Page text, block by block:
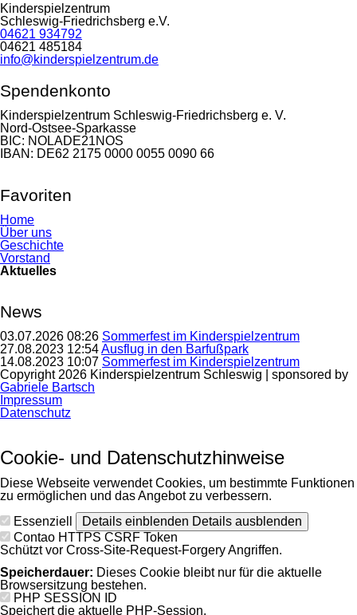
Kinderspielzentrum
Schleswig-Friedrichsberg e.V.
04621 934792
04621 485184
info@kinderspielzentrum.de
Spendenkonto
Kinderspielzentrum Schleswig-Friedrichsberg e. V.
Nord-Ostsee-Sparkasse
BIC: NOLADE21NOS
IBAN: DE62 2175 0000 0055 0090 66
Favoriten
Navigation
überspringen
Home
Über uns
Geschichte
Vorstand
Aktuelles
News
03.07.2026 08:26 Sommerfest im Kinderspielzentrum
27.08.2023 12:54Ausflug in den Barfußpark
14.08.2023 10:07 Sommerfest im Kinderspielzentrum
Copyright 2026 Kinderspielzentrum Schleswig | sponsored by
Gabriele Bartsch
Navigation
überspringen
Impressum
Datenschutz
Cookie- und Datenschutzhinweise
Diese Webseite verwendet Cookies, um bestimmte Funktionen
zu ermöglichen und das Angebot zu verbessern.
Essenziell
Details einblenden Details ausblenden
Contao HTTPS CSRF Token
Schützt vor Cross-Site-Request-Forgery Angriffen.
Speicherdauer: Dieses Cookie bleibt nur für die aktuelle
Browsersitzung bestehen.
PHP SESSION ID
Speichert die aktuelle PHP-Session.